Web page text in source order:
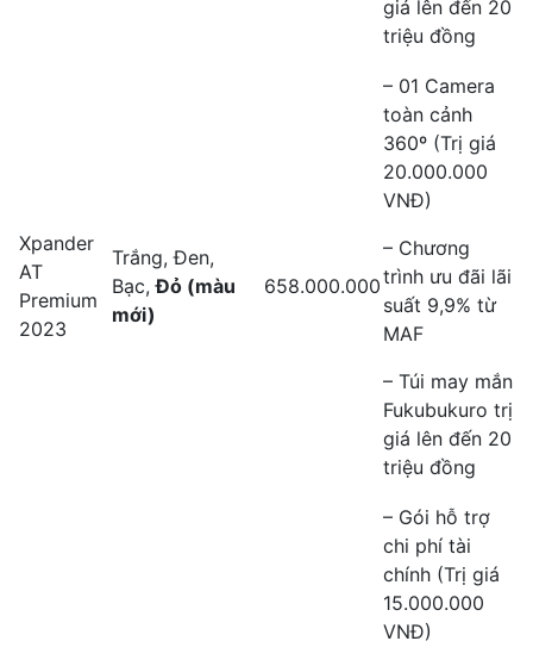
giá lên đến 20
triệu đồng
Xpander
AT
Premium
2023
Trắng, Đen,
Bạc,Đỏ (màu
mới)
658.000.000
– 01 Camera
toàn cảnh
360º (Trị giá
20.000.000
VNĐ)
– Chương
trình ưu đãi lãi
suất 9,9% từ
MAF
– Túi may mắn
Fukubukuro trị
giá lên đến 20
triệu đồng
– Gói hỗ trợ
chi phí tài
chính (Trị giá
15.000.000
VNĐ)